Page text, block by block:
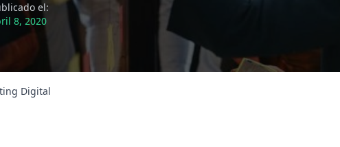
el:
8, 2020
Digital